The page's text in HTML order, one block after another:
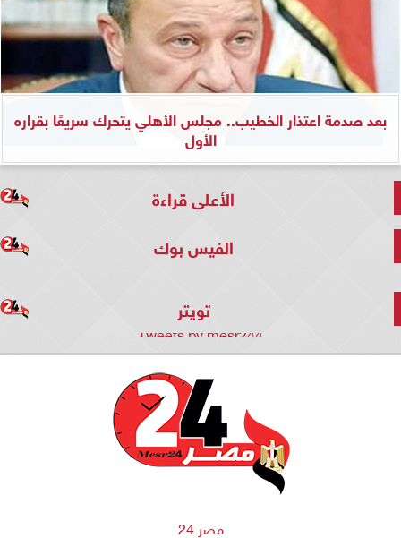
بعد صدمة اعتذار الخطيب.. مجلس الأهلي يتحرك سريعًا بقراره
الأول
الأعلى قراءة
الفيس بوك
تويتر
Tweets by mesr244
مصر 24